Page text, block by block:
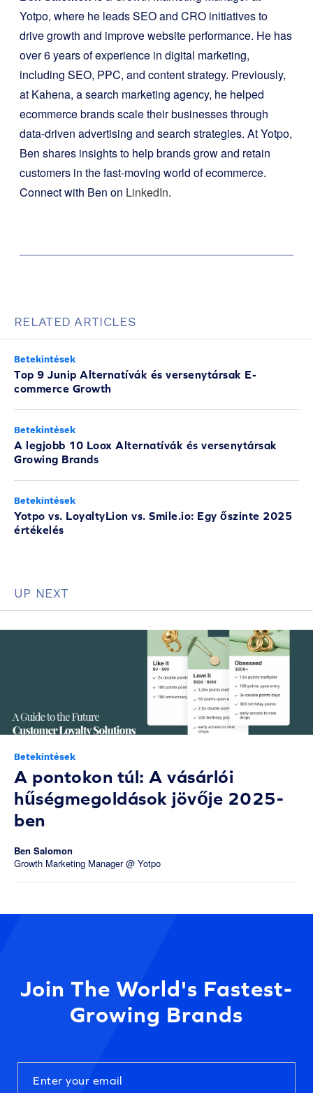
Yotpo, where he leads SEO and CRO initiatives to
drive growth and improve website performance. He has
over 6 years of experience in digital marketing,
including SEO, PPC, and content strategy. Previously,
at Kahena, a search marketing agency, he helped
ecommerce brands scale their businesses through
data-driven advertising and search strategies. At Yotpo,
Ben shares insights to help brands grow and retain
customers in the fast-moving world of ecommerce.
Connect with Ben on LinkedIn.
RELATED ARTICLES
Betekintések
Top 9 Junip Alternatívák és versenytársak E-
commerce Growth
Betekintések
A legjobb 10 Loox Alternatívák és versenytársak
Growing Brands
Betekintések
Yotpo vs. LoyaltyLion vs. Smile.io: Egy őszinte 2025
értékelés
UP NEXT
Betekintések
A pontokon túl: A vásárlói
hűségmegoldások jövője 2025-
ben
Ben Salomon
Growth Marketing Manager @ Yotpo
Join The World's Fastest-
Growing Brands